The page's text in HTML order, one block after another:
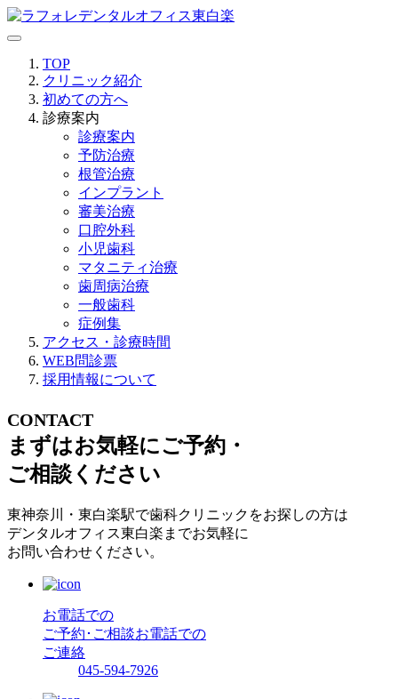
TOP
クリニック紹介
初めての方へ
診療案内
診療案内
予防治療
根管治療
インプラント
審美治療
口腔外科
小児歯科
マタニティ治療
歯周病治療
一般歯科
症例集
アクセス・診療時間
WEB問診票
採用情報について
CONTACT
まずはお気軽にご予約・
ご相談ください
東神奈川・東白楽駅で歯科クリニックをお探しの方は
デンタルオフィス東白楽までお気軽に
お問い合わせください。
お電話での
ご予約･ご相談お電話での
ご連絡
045-594-7926